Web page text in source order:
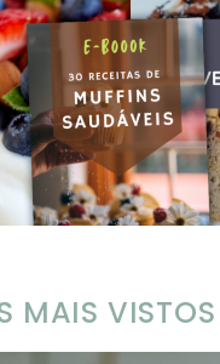
MAIS VISTOS